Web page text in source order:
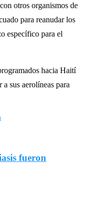
otros organismos de
para reanudar los
específico para el
hacia Haití
sus aerolíneas para
fueron